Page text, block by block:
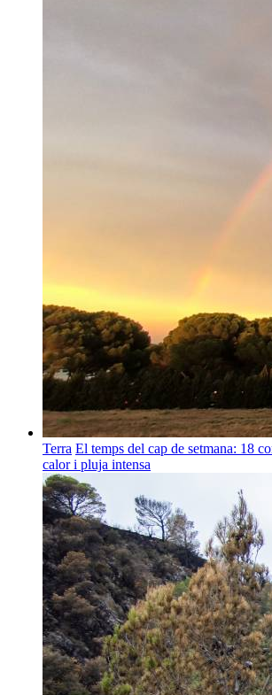
Terra El temps del cap de setmana: 18
calor i pluja intensa